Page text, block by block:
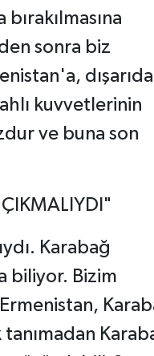
sonra biz
kuvvetlerinin
ve buna son
Karabağ
biliyor. Bizim
tanımadan